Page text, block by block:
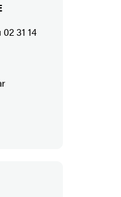
31 14